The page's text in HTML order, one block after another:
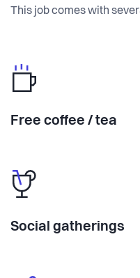
This job comes with
Free coffee / tea
Social gatherings